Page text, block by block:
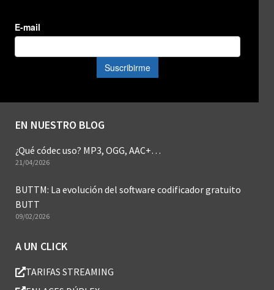
EN NUESTRO BLOG
¿Qué códec uso? MP3, OGG, AAC+…
21/04/2026
BUTTM: La evolución del software codificador gratuito
BUTT
09/02/2026
A UN CLICK
TARIFAS STREAMING